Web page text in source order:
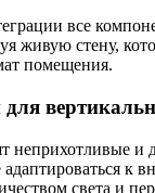
все
живую стену,
помещения.
неприхотливые и
к
света и